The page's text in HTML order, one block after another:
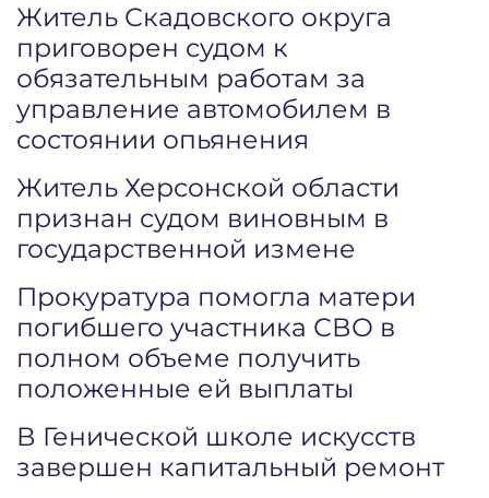
Житель Скадовского округа
приговорен судом к
обязательным работам за
управление автомобилем в
состоянии опьянения
Житель Херсонской области
признан судом виновным в
государственной измене
Прокуратура помогла матери
погибшего участника СВО в
полном объеме получить
положенные ей выплаты
В Генической школе искусств
завершен капитальный ремонт